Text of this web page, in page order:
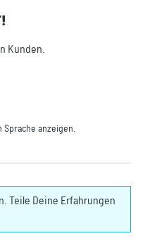
5 Sternen
Kunden.
anzeigen.
Teile Deine Erfahrungen